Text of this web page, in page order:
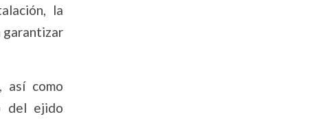
la
garantizar
así como
del ejido